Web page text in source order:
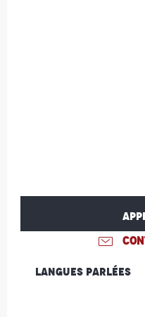
Langues parlées
Langues parlées